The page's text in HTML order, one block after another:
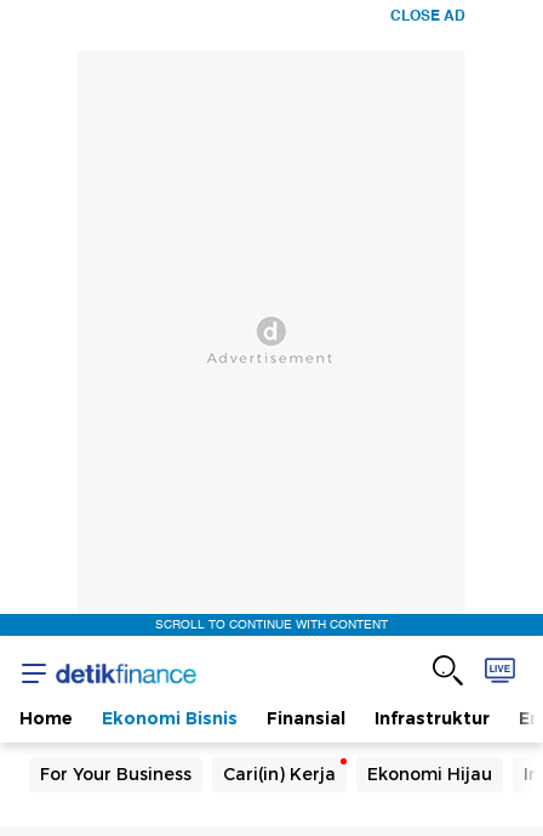
CLOSE AD
SCROLL TO CONTINUE WITH CONTENT
Home Ekonomi Bisnis Finansial Infrastruktur
For Your Business Cari(in) Kerja Ekonomi Hijau